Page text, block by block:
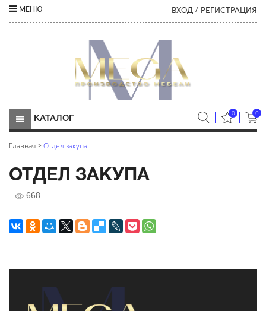
МЕНЮ ВХОД / РЕГИСТРАЦИЯ
0 0
КАТАЛОГ
Главная> Отдел закупа
ОТДЕЛ ЗАКУПА
668